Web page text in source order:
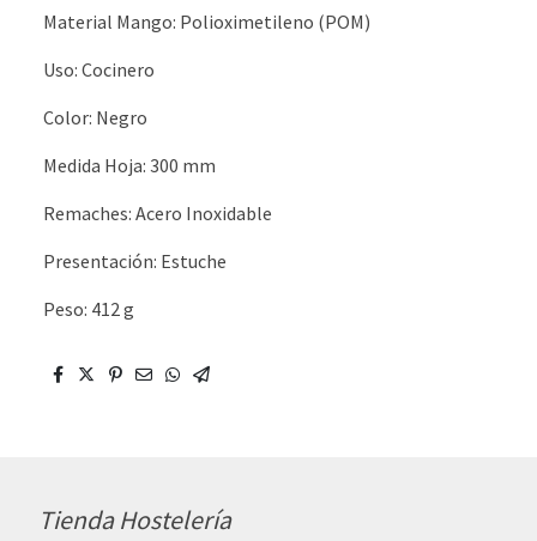
Material Mango: Polioximetileno (POM)
Uso: Cocinero
Color: Negro
Medida Hoja: 300 mm
Remaches: Acero Inoxidable
Presentación: Estuche
Peso: 412 g
Tienda Hostelería